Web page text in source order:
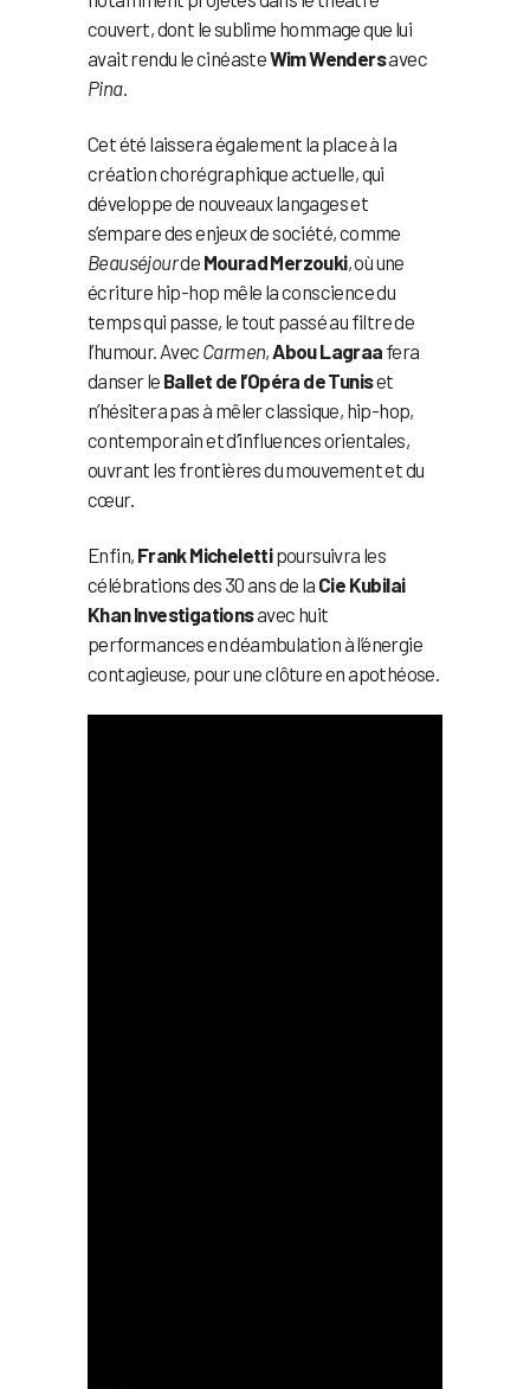
couvert, dont le sublime hommage que lui
avait rendu le cinéasteWim Wendersavec
Pina.
Cet été laissera également la place à la
création chorégraphique actuelle, qui
développe de nouveaux langages et
s’empare des enjeux de société, comme
Beauséjourde Mourad Merzouki, où une
écriture hip-hop mêle la conscience du
temps qui passe, le tout passé au filtre de
l’humour. Avec Carmen, Abou Lagraa fera
danser le Ballet de l’Opéra de Tuniset
n’hésitera pas à mêler classique, hip-hop,
contemporain et d’influences orientales,
ouvrant les frontières du mouvement et du
cœur.
Enfin, Frank Michelettipoursuivra les
célébrations des 30 ans de la Cie Kubilai
Khan Investigationsavec huit
performances en déambulation à l’énergie
contagieuse, pour une clôture en apothéose.